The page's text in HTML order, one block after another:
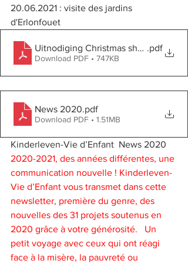
20.06.2021 : visite des jardins
d'Erlonfouet
Uitnodiging Christmas shopping
.pdf
Download PDF • 747KB
News 2020.pdf
Download PDF • 1.51MB
Kinderleven-Vie d’Enfant  News 2020
2020-2021, des années différentes, une
communication nouvelle ! Kinderleven-
Vie d’Enfant vous transmet dans cette
newsletter, première du genre, des
nouvelles des 31 projets soutenus en
2020 grâce à votre générosité.   Un
petit voyage avec ceux qui ont réagi
face à la misère, la pauvreté ou